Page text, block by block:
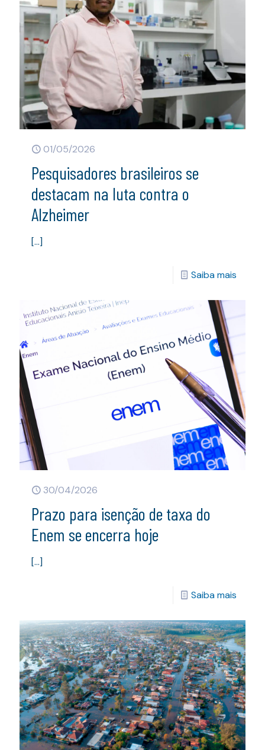
01/05/2026
Pesquisadores brasileiros se
destacam na luta contra o
Alzheimer
[…]
Saiba mais
30/04/2026
Prazo para isenção de taxa do
Enem se encerra hoje
[…]
Saiba mais